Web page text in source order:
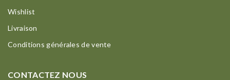
Wishlist
Livraison
Conditions générales de vente
CONTACTEZ NOUS